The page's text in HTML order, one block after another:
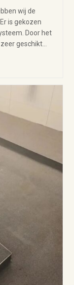
wij de
is gekozen
Door het
geschikt…